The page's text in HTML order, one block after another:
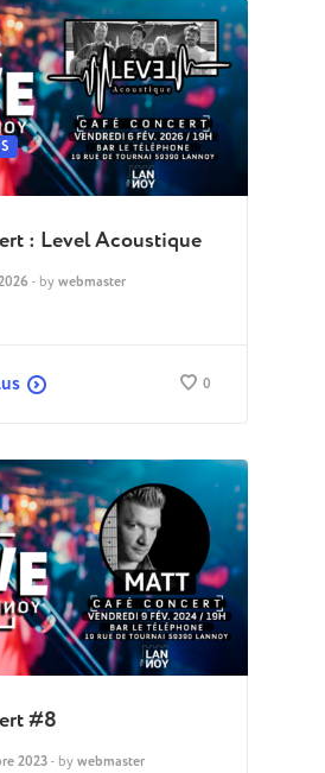
: Level Acoustique
- by webmaster
0
#8
2023- by webmaster